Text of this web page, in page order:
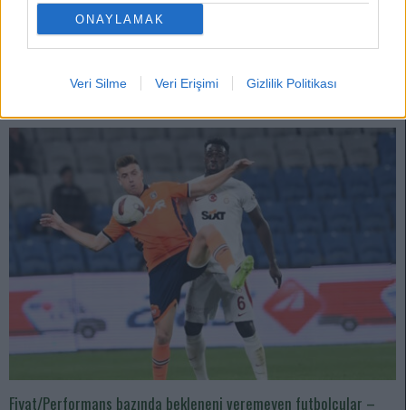
ONAYLAMAK
Veri Silme Veri Erişimi Gizlilik Politikası
Bu haftaki yazımda, önümüzdeki maçlarda formasını kaptırma tehlikesini
bulunduran birkaç oyuncuyu sizlerler paylaşacağım ki durumu
Fiyat/Performans bazında bekleneni veremeyen futbolcular –